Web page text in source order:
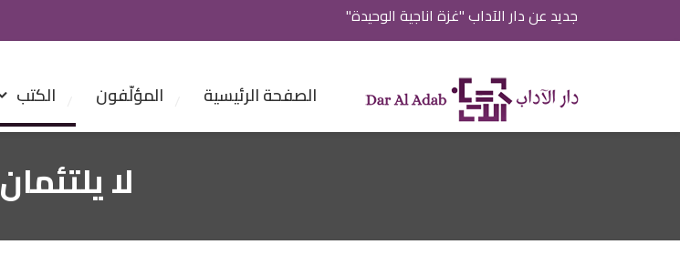
جديد عن دار الآداب "غزة اناجية الوحيدة"
الصفحة الرئيسية المؤلّفون الكتب
لا يلتئمان